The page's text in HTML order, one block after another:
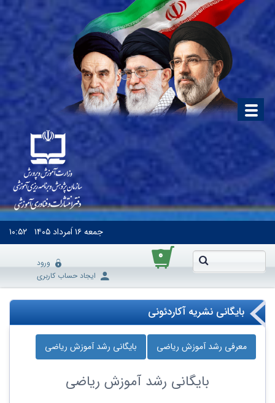
جمعه۱۶ اَمرداد ۱۴۰۵ ۱۰:۵۲
۰
ورود
ایجاد حساب کاربری
بایگانی نشریه آکاردئونی
معرفی رشد آموزش ریاضی بایگانی رشد آموزش ریاضی
بایگانی رشد آموزش ریاضی